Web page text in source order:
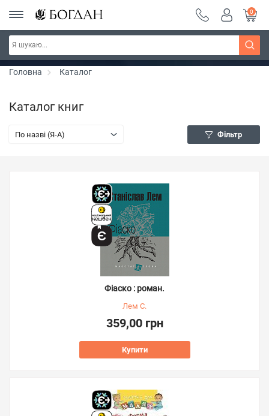
РОЗПРОДАЖ ~ 150 грн ~ 200 грн ~ 250 грн ~
300 грн ~ РОЗПРОДАЖ
Дізнатись більше
0
Головна Каталог
Каталог книг
По назві (Я-А) Фільтр
Фіаско : роман.
Лем С.
359,00 грн
Купити